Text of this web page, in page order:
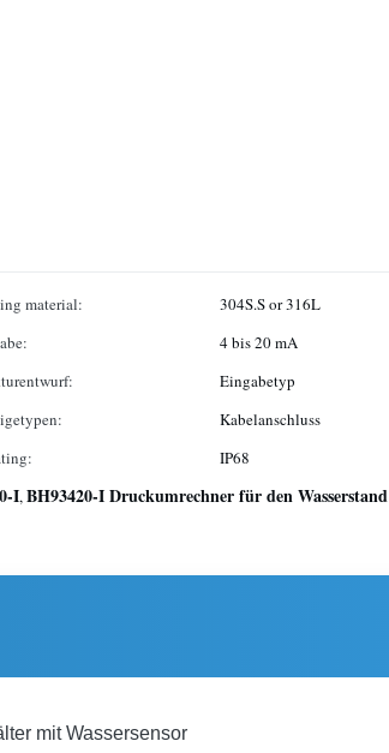
material:
304S.S or 316L
4 bis 20 mA
Eingabetyp
Kabelanschluss
IP68
I,BH93420-I Druckumrechner für den Wasserstand
mit Wassersensor